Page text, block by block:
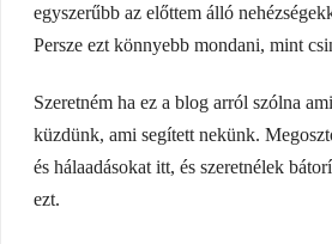
egyszerűbb az előttem álló
Persze ezt könnyebb mondani, mint
Szeretném ha ez a blog arról szólna
küzdünk, ami segített nekünk.
és hálaadásokat itt, és szeretnélek
ezt.